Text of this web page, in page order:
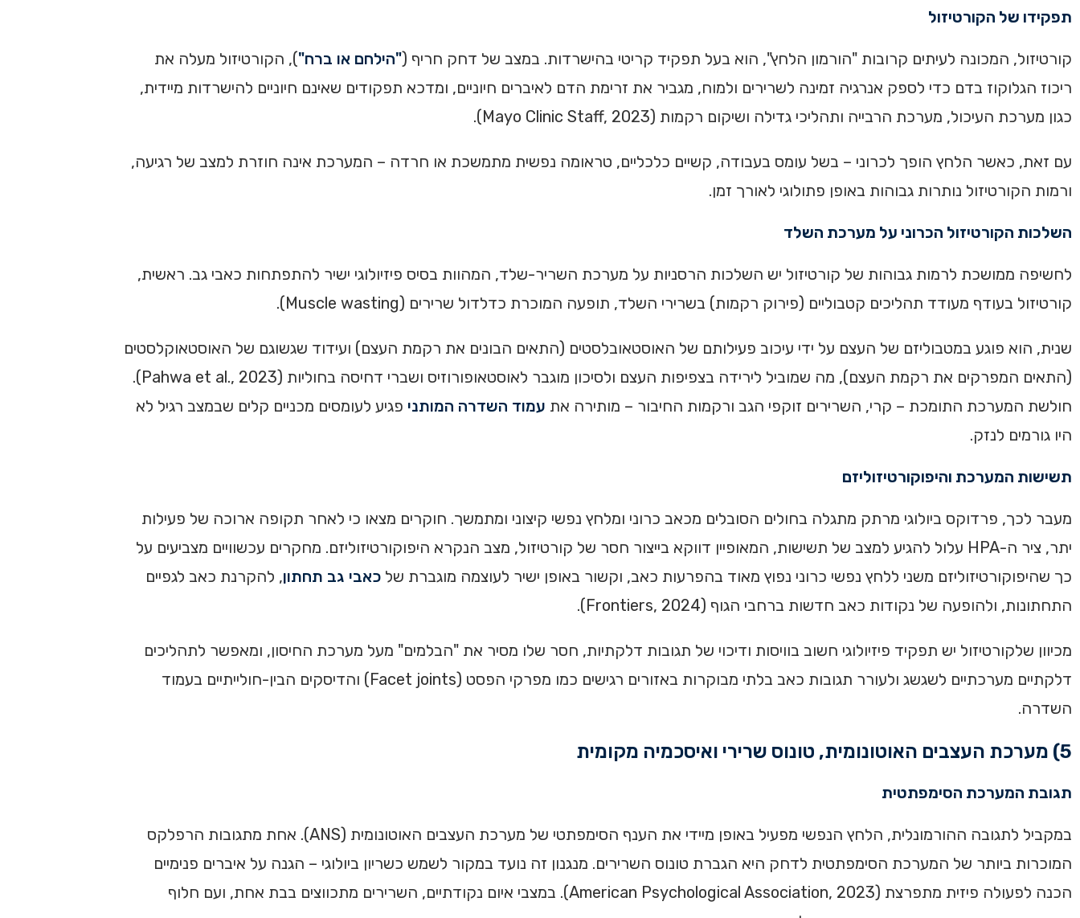
תפקידו של הקורטיזול
קורטיזול, המכונה לעיתים קרובות "הורמון הלחץ", הוא בעל תפקיד קריטי בהישרדות. במצב של דחק חריף ("הילחם או ברח"), הקורטיזול מעלה את
ריכוז הגלוקוז בדם כדי לספק אנרגיה זמינה לשרירים ולמוח, מגביר את זרימת הדם לאיברים חיוניים, ומדכא תפקודים שאינם חיוניים להישרדות מיידית,
כגון מערכת העיכול, מערכת הרבייה ותהליכי גדילה ושיקום רקמות (Mayo Clinic Staff, 2023).
עם זאת, כאשר הלחץ הופך לכרוני – בשל עומס בעבודה, קשיים כלכליים, טראומה נפשית מתמשכת או חרדה – המערכת אינה חוזרת למצב של רגיעה,
ורמות הקורטיזול נותרות גבוהות באופן פתולוגי לאורך זמן.
השלכות הקורטיזול הכרוני על מערכת השלד
לחשיפה ממושכת לרמות גבוהות של קורטיזול יש השלכות הרסניות על מערכת השריר-שלד, המהוות בסיס פיזיולוגי ישיר להתפתחות כאבי גב. ראשית,
קורטיזול בעודף מעודד תהליכים קטבוליים (פירוק רקמות) בשרירי השלד, תופעה המוכרת כדלדול שרירים (Muscle wasting).
שנית, הוא פוגע במטבוליזם של העצם על ידי עיכוב פעילותם של האוסטאובלסטים (התאים הבונים את רקמת העצם) ועידוד שגשוגם של האוסטאוקלסטים
(התאים המפרקים את רקמת העצם), מה שמוביל לירידה בצפיפות העצם ולסיכון מוגבר לאוסטאופורוזיס ושברי דחיסה בחוליות (Pahwa et al., 2023).
חולשת המערכת התומכת – קרי, השרירים זוקפי הגב ורקמות החיבור – מותירה את עמוד השדרה המותני פגיע לעומסים מכניים קלים שבמצב רגיל לא
היו גורמים לנזק.
תשישות המערכת והיפוקורטיזוליזם
מעבר לכך, פרדוקס ביולוגי מרתק מתגלה בחולים הסובלים מכאב כרוני ומלחץ נפשי קיצוני ומתמשך. חוקרים מצאו כי לאחר תקופה ארוכה של פעילות
יתר, ציר ה-HPA עלול להגיע למצב של תשישות, המאופיין דווקא בייצור חסר של קורטיזול, מצב הנקרא היפוקורטיזוליזם. מחקרים עכשוויים מצביעים על
כך שהיפוקורטיזוליזם משני ללחץ נפשי כרוני נפוץ מאוד בהפרעות כאב, וקשור באופן ישיר לעוצמה מוגברת של כאבי גב תחתון, להקרנת כאב לגפיים
התחתונות, ולהופעה של נקודות כאב חדשות ברחבי הגוף (Frontiers, 2024).
מכיוון שלקורטיזול יש תפקיד פיזיולוגי חשוב בוויסות ודיכוי של תגובות דלקתיות, חסר שלו מסיר את "הבלמים" מעל מערכת החיסון, ומאפשר לתהליכים
דלקתיים מערכתיים לשגשג ולעורר תגובות כאב בלתי מבוקרות באזורים רגישים כמו מפרקי הפסט (Facet joints) והדיסקים הבין-חולייתיים בעמוד
השדרה.
5) מערכת העצבים האוטונומית, טונוס שרירי ואיסכמיה מקומית
תגובת המערכת הסימפתטית
במקביל לתגובה ההורמונלית, הלחץ הנפשי מפעיל באופן מיידי את הענף הסימפתטי של מערכת העצבים האוטונומית (ANS). אחת מתגובות הרפלקס
המוכרות ביותר של המערכת הסימפתטית לדחק היא הגברת טונוס השרירים. מנגנון זה נועד במקור לשמש כשריון ביולוגי – הגנה על איברים פנימיים
הכנה לפעולה פיזית מתפרצת (American Psychological Association, 2023). במצבי איום נקודתיים, השרירים מתכווצים בבת אחת, ועם חלוף